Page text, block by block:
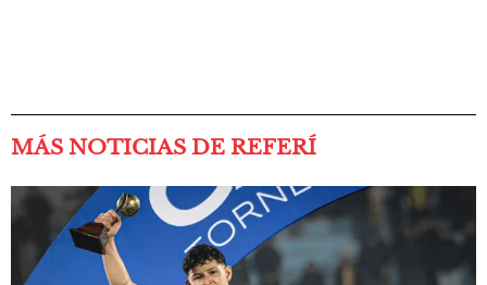
MÁS NOTICIAS DE REFERÍ